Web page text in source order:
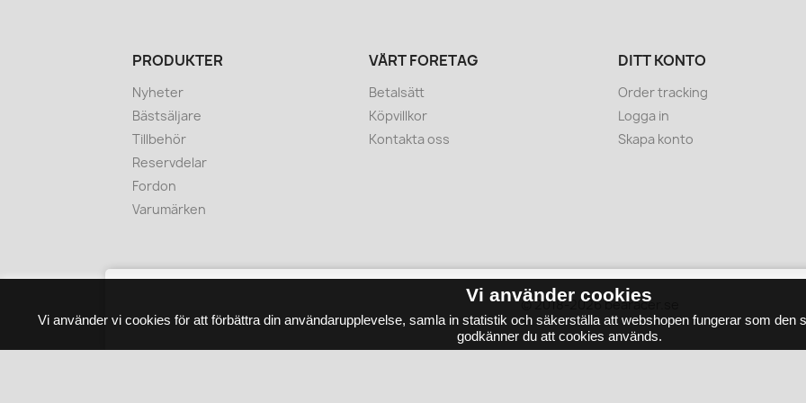
PRODUKTER
Nyheter
Bästsäljare
Tillbehör
Reservdelar
Fordon
Varumärken
VÅRT FÖRETAG
Betalsätt
Köpvillkor
Kontakta oss
DITT KONTO
Order tracking
Logga in
Skapa konto
Vi använder cookies
Vi använder vi cookies för att förbättra din användarupplevelse, samla in statistik och säkerställa att webshopen fungerar som den
godkänner du att cookies används.
© 2018-2026